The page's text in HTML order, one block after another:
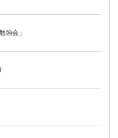
強会」